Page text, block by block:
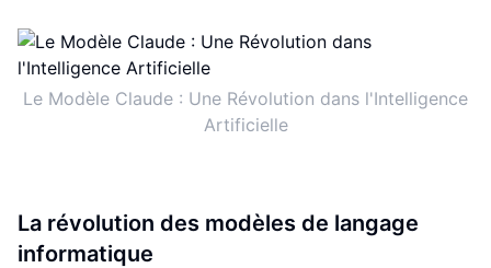
Le Modèle Claude : Une Révolution dans l'Intelligence
Artificielle
La révolution des modèles de langage
informatique